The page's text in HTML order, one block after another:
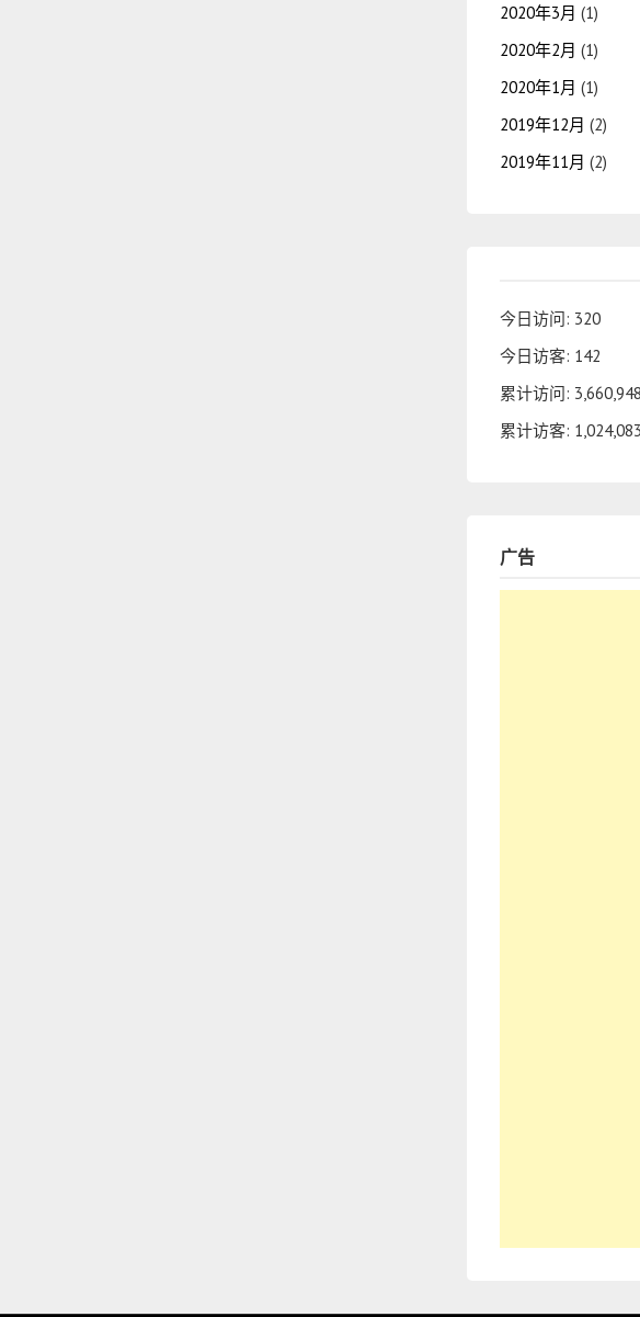
2020年3月 (1)
2020年2月 (1)
2020年1月 (1)
2019年12月 (2)
2019年11月 (2)
今日访问: 320
今日访客: 142
累计访问: 3,660,948
累计访客: 1,024,083
广告